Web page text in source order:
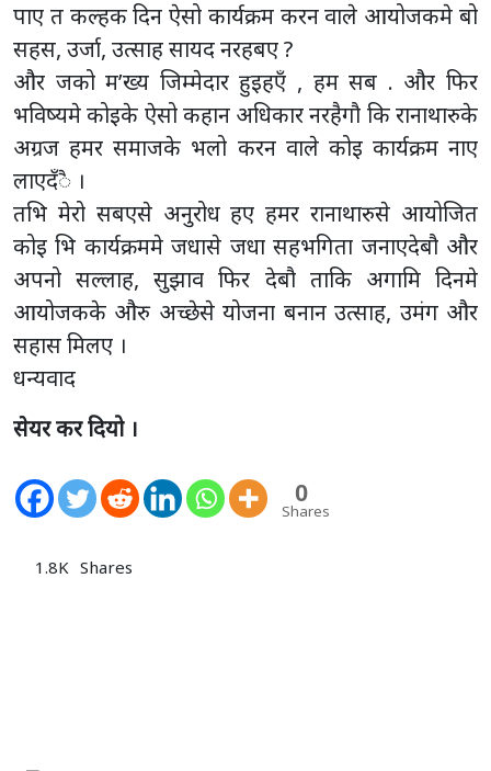
पाए त कल्हक दिन ऐसो कार्यक्रम करन वाले आयोजकमे बो
सहस, उर्जा, उत्साह सायद नरहबए ?
और जको म’ख्य जिम्मेदार हुइहएँ , हम सब . और फिर
भविष्यमे कोइके ऐसो कहान अधिकार नरहैगौ कि रानाथारुके
अग्रज हमर समाजके भलो करन वाले कोइ कार्यक्रम नाए
लाएदँै ।
तभि मेरो सबएसे अनुरोध हए हमर रानाथारुसे आयोजित
कोइ भि कार्यक्रममे जधासे जधा सहभगिता जनाएदेबौ और
अपनो सल्लाह, सुझाव फिर देबौ ताकि अगामि दिनमे
आयोजकके औरु अच्छेसे योजना बनान उत्साह, उमंग और
सहास मिलए ।
धन्यवाद
सेयर कर दियो ।
0
Shares
1.8K Shares